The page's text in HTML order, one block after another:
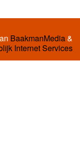
BaakmanMedia&
Internet Services